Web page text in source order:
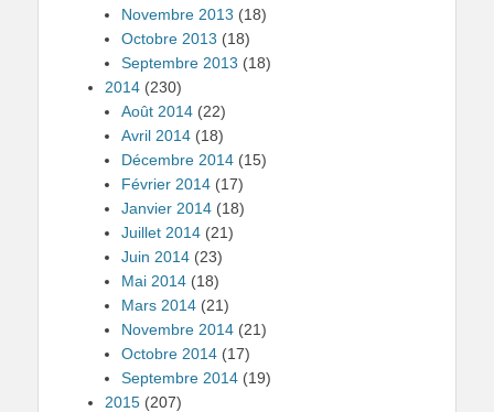
Novembre 2013 (18)
Octobre 2013 (18)
Septembre 2013 (18)
2014 (230)
Août 2014 (22)
Avril 2014 (18)
Décembre 2014 (15)
Février 2014 (17)
Janvier 2014 (18)
Juillet 2014 (21)
Juin 2014 (23)
Mai 2014 (18)
Mars 2014 (21)
Novembre 2014 (21)
Octobre 2014 (17)
Septembre 2014 (19)
2015 (207)